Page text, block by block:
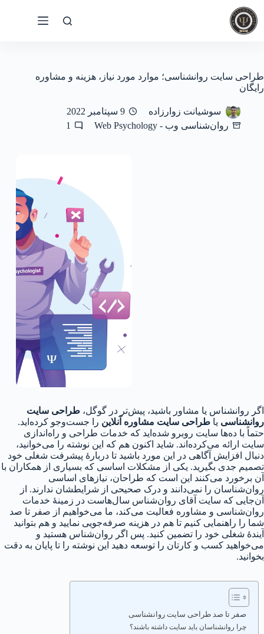
پرش
به
محتوا
طراحی سایت روانشناسی؛ موارد مورد نیاز، هزینه و مشاوره
رایگان
سوشیانت زوارزاده
9 سپتامبر 2022
روان‌شناسی وب - Web Psychology
1
اگر روانشناس یا مشاور باشید، پیش‌تر در گوگل، طراحی سایت
روانشناسی یا طراحی سایت مشاوره آنلاین را جست‌و‌جو کرده‌اید.
حتماً با ده‌ها سایت روبرو شده‌اید که خدمات طراحی و راه‌اندازی
سایت ارائه می‌کرده‌اند. شاید اکنون هم که این نوشته را می‌خوانید،
دنبال افزایش آگاهی در این مورد باشید تا دربارهٔ پیشرفت شغلی خود
تصمیم جدی بگیرید. یکی از مشکلات اساسی که بسیاری از همکاران با
آن برخورد می‌کنند این است که طراحان، نیازهای اساسی
روان‌شناسان را نمی‌دانند و درک صحیحی از شرایطشان ندارند. از
آن‌جایی که سایت آقای روان‌شناس سال‌هاست در زمینهٔ خدمات
روان‌شناسی و مشاوره فعالیت می‌کند، ما می‌خواهیم از صفر تا صد
شما را راهنمایی کنیم تا هم در هزینه صرفه‌جویی نمایید و هم بتوانید
آیندهٔ شغلی خود را تضمین کنید. پس اگر روان‌شناس هستید و
می‌خواهید کسب و کارتان را توسعه دهید این نوشته را تا پایان به دقت
بخوانید.
صفر تا صد طراحی سایت روانشناسی
چرا روانشناسان باید سایت داشته باشند؟